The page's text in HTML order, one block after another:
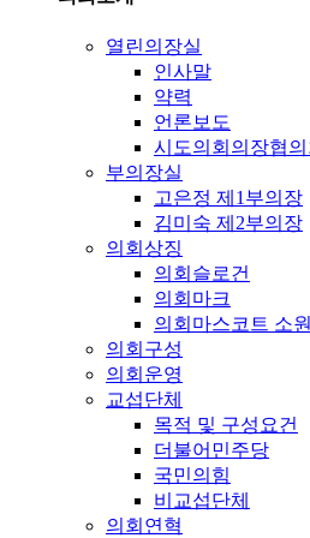
열린의장실
인사말
약력
언론보도
시도의회의장협의
부의장실
고은정 제1부의장
김미숙 제2부의장
의회상징
의회슬로건
의회마크
의회마스코트 소원
의회구성
의회운영
교섭단체
목적 및 구성요건
더불어민주당
국민의힘
비교섭단체
의회연혁